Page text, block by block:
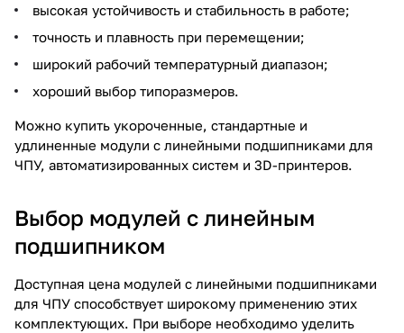
высокая устойчивость и стабильность в работе;
точность и плавность при перемещении;
широкий рабочий температурный диапазон;
хороший выбор типоразмеров.
Можно купить укороченные, стандартные и
удлиненные модули с линейными подшипниками для
ЧПУ, автоматизированных систем и 3D-принтеров.
Выбор модулей с линейным
подшипником
Доступная цена модулей с линейными подшипниками
для ЧПУ способствует широкому применению этих
комплектующих. При выборе необходимо уделить